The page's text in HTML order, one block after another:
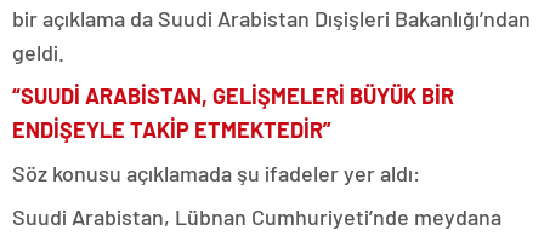
bir açıklama da Suudi Arabistan Dışişleri Bakanlığı’ndan
geldi.
“SUUDİ ARABİSTAN, GELİŞMELERİ BÜYÜK BİR
ENDİŞEYLE TAKİP ETMEKTEDİR”
Söz konusu açıklamada şu ifadeler yer aldı:
Suudi Arabistan, Lübnan Cumhuriyeti’nde meydana